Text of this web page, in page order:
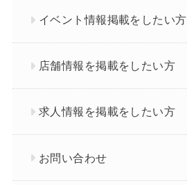
イベント情報掲載をしたい方
店舗情報を掲載をしたい方
求人情報を掲載をしたい方
お問い合わせ